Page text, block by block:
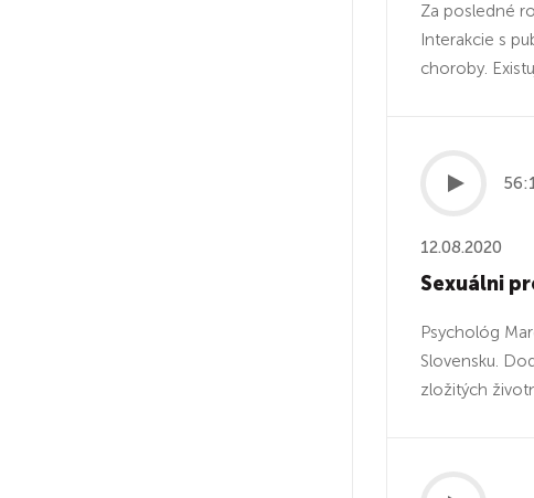
Za posledné
Interakcie s
choroby.
12.08.2020
Sexuálni
Psychológ
Slovensku.
zložitých